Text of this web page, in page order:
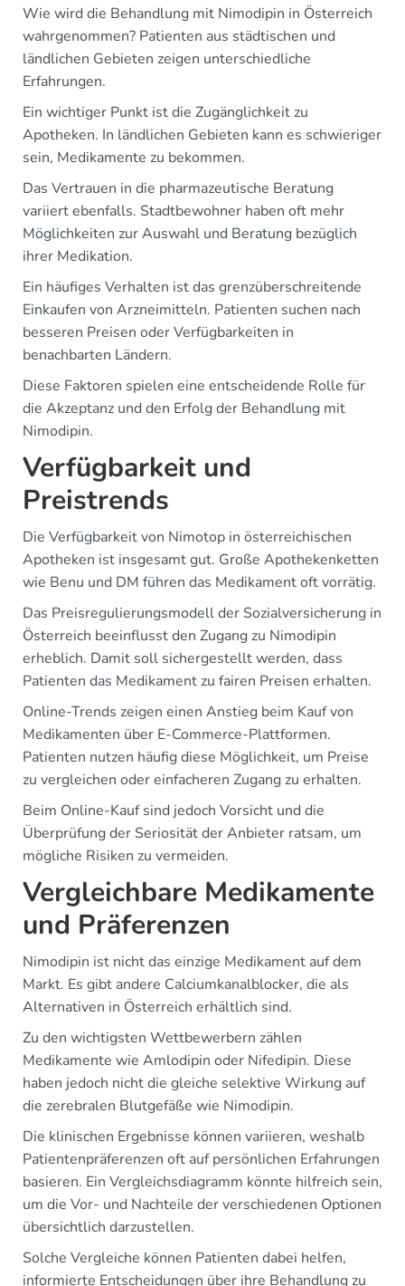
Wie wird die Behandlung mit Nimodipin in Österreich
wahrgenommen? Patienten aus städtischen und
ländlichen Gebieten zeigen unterschiedliche
Erfahrungen.
Ein wichtiger Punkt ist die Zugänglichkeit zu
Apotheken. In ländlichen Gebieten kann es schwieriger
sein, Medikamente zu bekommen.
Das Vertrauen in die pharmazeutische Beratung
variiert ebenfalls. Stadtbewohner haben oft mehr
Möglichkeiten zur Auswahl und Beratung bezüglich
ihrer Medikation.
Ein häufiges Verhalten ist das grenzüberschreitende
Einkaufen von Arzneimitteln. Patienten suchen nach
besseren Preisen oder Verfügbarkeiten in
benachbarten Ländern.
Diese Faktoren spielen eine entscheidende Rolle für
die Akzeptanz und den Erfolg der Behandlung mit
Nimodipin.
Verfügbarkeit und
Preistrends
Die Verfügbarkeit von Nimotop in österreichischen
Apotheken ist insgesamt gut. Große Apothekenketten
wie Benu und DM führen das Medikament oft vorrätig.
Das Preisregulierungsmodell der Sozialversicherung in
Österreich beeinflusst den Zugang zu Nimodipin
erheblich. Damit soll sichergestellt werden, dass
Patienten das Medikament zu fairen Preisen erhalten.
Online-Trends zeigen einen Anstieg beim Kauf von
Medikamenten über E-Commerce-Plattformen.
Patienten nutzen häufig diese Möglichkeit, um Preise
zu vergleichen oder einfacheren Zugang zu erhalten.
Beim Online-Kauf sind jedoch Vorsicht und die
Überprüfung der Seriosität der Anbieter ratsam, um
mögliche Risiken zu vermeiden.
Vergleichbare Medikamente
und Präferenzen
Nimodipin ist nicht das einzige Medikament auf dem
Markt. Es gibt andere Calciumkanalblocker, die als
Alternativen in Österreich erhältlich sind.
Zu den wichtigsten Wettbewerbern zählen
Medikamente wie Amlodipin oder Nifedipin. Diese
haben jedoch nicht die gleiche selektive Wirkung auf
die zerebralen Blutgefäße wie Nimodipin.
Die klinischen Ergebnisse können variieren, weshalb
Patientenpräferenzen oft auf persönlichen Erfahrungen
basieren. Ein Vergleichsdiagramm könnte hilfreich sein,
um die Vor- und Nachteile der verschiedenen Optionen
übersichtlich darzustellen.
Solche Vergleiche können Patienten dabei helfen,
informierte Entscheidungen über ihre Behandlung zu